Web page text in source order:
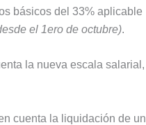
básicos del 33% aplicable
el 1ero de octubre).
la nueva escala salarial,
cuenta la liquidación de un